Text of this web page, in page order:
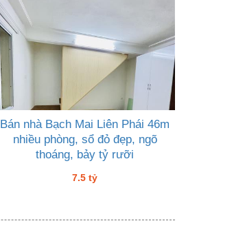
Bán nhà Bạch Mai Liên Phái 46m
nhiều phòng, sổ đỏ đẹp, ngõ
thoáng, bảy tỷ rưỡi
7.5 tỷ